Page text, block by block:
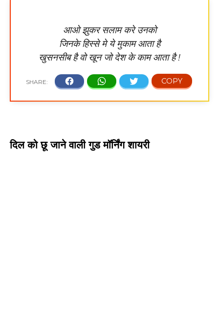
आओ झुकर सलाम करे उनको
जिनके हिस्से मे ये मुकाम आता है
खुसनसीब है वो खून जो देश के काम आता है !
दिल को छू जाने वाली गुड मॉर्निंग शायरी